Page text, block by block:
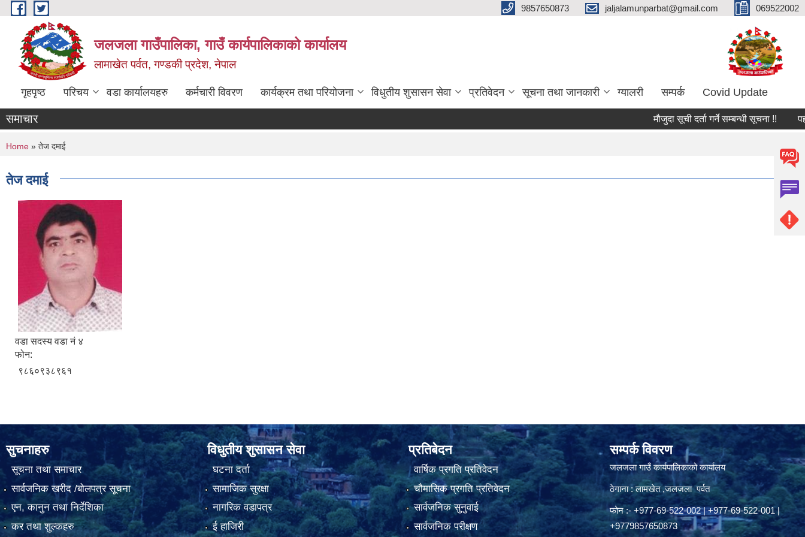
Skip to main content 9857650873 jaljalamunparbat@gmail.com 069522002
जलजला गाउँपालिका, गाउँ कार्यपालिकाको कार्यालय
लामाखेत पर्वत, गण्डकी प्रदेश, नेपाल
गृहपृष्ठ परिचय वडा कार्यालयहरु कर्मचारी विवरण कार्यक्रम तथा परियोजना विधुतीय शुसासन सेवा प्रतिवेदन सूचना तथा जानकारी ग्यालरी सम्पर्क Covid Update
समाचार मौजुदा सूची दर्ता गर्ने सम्बन्धी सूचना !!
You are here
Home » तेज दमाई
तेज दमाई
वडा सदस्य वडा नं ४
फोन:
९८६०९३८९६१
सुचनाहरु
सूचना तथा समाचार
सार्वजनिक खरीद /बोलपत्र सूचना
एन, कानुन तथा निर्देशिका
कर तथा शुल्कहरु
विधुतीय शुसासन सेवा
घटना दर्ता
सामाजिक सुरक्षा
नागरिक वडापत्र
ई हाजिरी
प्रतिबेदन
वार्षिक प्रगति प्रतिवेदन
चौमासिक प्रगति प्रतिवेदन
सार्वजनिक सुनुवाई
सार्वजनिक परीक्षण
सम्पर्क विवरण
जलजला गाउँ कार्यपालिकाको कार्यालय
ठेगाना : लामखेत ,जलजला पर्वत
फोन :- +977-69-522-002 | +977-69-522-001 |
+9779857650873